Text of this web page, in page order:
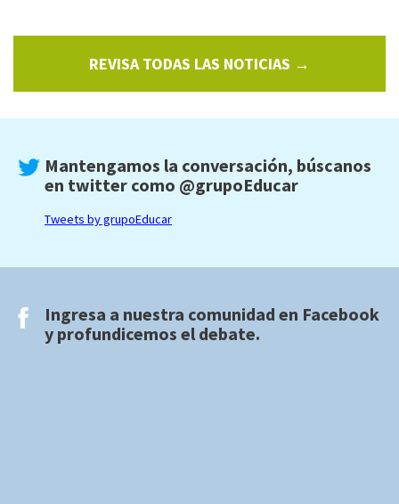
REVISA TODAS LAS NOTICIAS →
Mantengamos la conversación, búscanos
en twitter como @grupoEducar
Tweets by grupoEducar
Ingresa a nuestra comunidad en Facebook
y profundicemos el debate.